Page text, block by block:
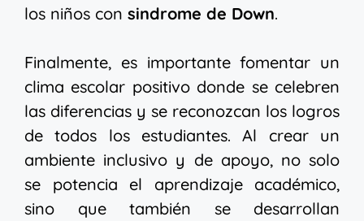
los niños con sindrome de Down.
Finalmente, es importante fomentar un
clima escolar positivo donde se celebren
las diferencias y se reconozcan los logros
de todos los estudiantes. Al crear un
ambiente inclusivo y de apoyo, no solo
se potencia el aprendizaje académico,
sino que también se desarrollan